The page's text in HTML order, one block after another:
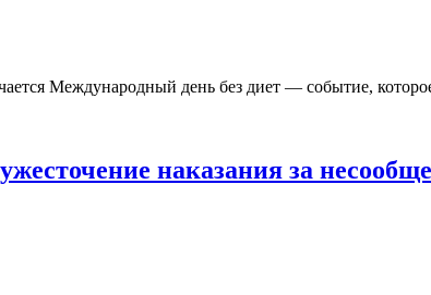
Международный день без диет — событие,
наказания за